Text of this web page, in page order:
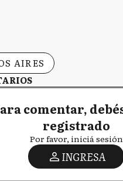
AIRES
comentar,
registrado
Por favor, iniciá sesión
INGRESA